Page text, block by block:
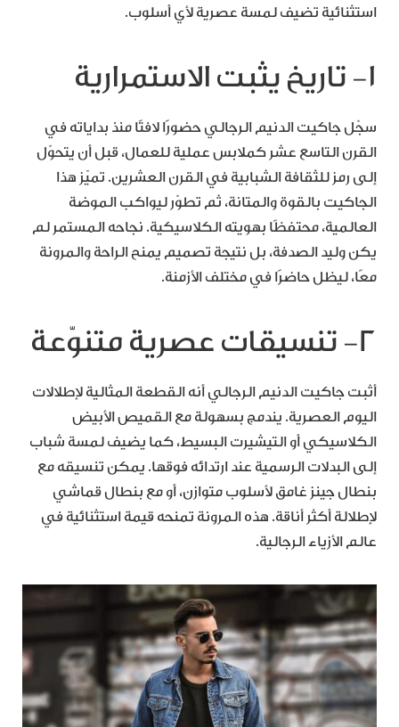
استثنائية تضيف لمسة عصرية لأي أسلوب.
١- تاريخ يثبت الاستمرارية
سجّل جاكيت الدنيم الرجالي حضورًا لافتًا منذ بداياته في
القرن التاسع عشر كملابس عملية للعمال، قبل أن يتحوّل
إلى رمز للثقافة الشبابية في القرن العشرين. تميّز هذا
الجاكيت بالقوة والمتانة، ثم تطوّر ليواكب الموضة
العالمية، محتفظًا بهويته الكلاسيكية. نجاحه المستمر لم
يكن وليد الصدفة، بل نتيجة تصميم يمنح الراحة والمرونة
معًا، ليظل حاضرًا في مختلف الأزمنة.
٢- تنسيقات عصرية متنوّعة
أثبت جاكيت الدنيم الرجالي أنه القطعة المثالية لإطلالات
اليوم العصرية. يندمج بسهولة مع القميص الأبيض
الكلاسيكي أو التيشيرت البسيط، كما يضيف لمسة شباب
إلى البدلات الرسمية عند ارتدائه فوقها. يمكن تنسيقه مع
بنطال جينز غامق لأسلوب متوازن، أو مع بنطال قماشي
لإطلالة أكثر أناقة. هذه المرونة تمنحه قيمة استثنائية في
عالم الأزياء الرجالية.